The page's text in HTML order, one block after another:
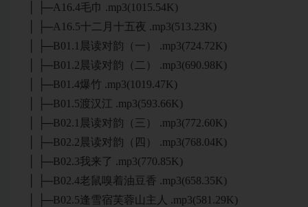
│ ├─A16.4毛巾 .mp3(1015.54K)
│ ├─A16.5十二月十五夜 .mp3(513.23K)
│ ├─B01.1晨读对韵（一） .mp3(724.72K)
│ ├─B01.2晨读对韵（二） .mp3(690.98K)
│ ├─B01.4爆竹 .mp3(1019.47K)
│ ├─B01.5渡汉江 .mp3(593.66K)
│ ├─B02.1晨读对韵（三） .mp3(772.60K)
│ ├─B02.2晨读对韵（四） .mp3(768.04K)
│ ├─B02.3我来了 .mp3(770.85K)
│ ├─B02.4老鼠嗅着油豆香 .mp3(658.35K)
│ ├─B02.5逢雪宿芙蓉山主人 .mp3(581.29K)